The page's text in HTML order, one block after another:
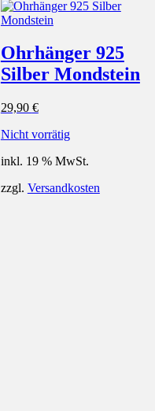
Ohrhänger 925
Silber Mondstein
29,90 €
Nicht vorrätig
inkl. 19 % MwSt.
zzgl. Versandkosten